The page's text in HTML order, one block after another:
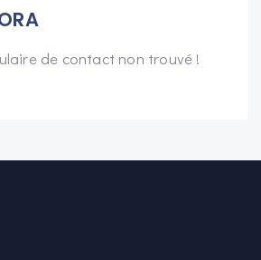
de contact non trouvé !